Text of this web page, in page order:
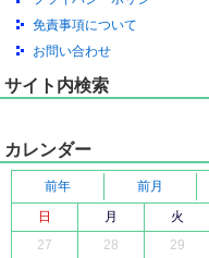
免責事項について
お問い合わせ
サイト内検索
カレンダー
前年 前月
日
月 火
27
28 29